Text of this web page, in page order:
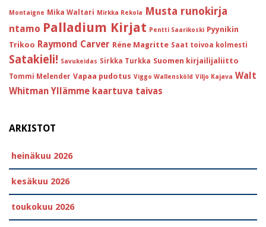
Montaigne Mika Waltari Mirkka Rekola Musta runokirja
ntamo Palladium Kirjat Pentti Saarikoski Pyynikin
Trikoo Raymond Carver Réne Magritte Saat toivoa kolmesti
Satakieli! Savukeidas Sirkka Turkka Suomen kirjailijaliitto
Tommi Melender Vapaa pudotus Viggo Wallensköld Viljo Kajava Walt
Whitman Yllämme kaartuva taivas
ARKISTOT
heinäkuu 2026
kesäkuu 2026
toukokuu 2026